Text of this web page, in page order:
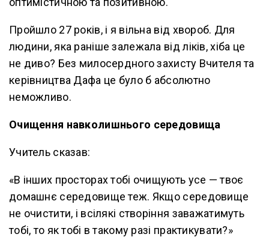
Пройшло 27 років, і я вільна від хвороб. Для
людини, яка раніше залежала від ліків, хіба це
не диво? Без милосердного захисту Вчителя та
керівництва Дафа це було б абсолютно
неможливо.
Очищення навколишнього середовища
Учитель сказав:
«В інших просторах тобі очищують усе — твоє
домашнє середовище теж. Якщо середовище
не очистити, і всілякі створіння заважатимуть
тобі, то як тобі в такому разі практикувати?»